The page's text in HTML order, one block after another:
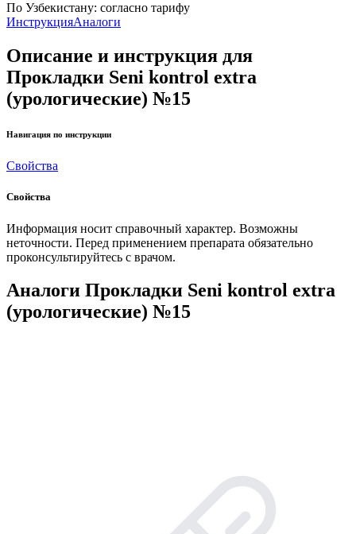
По Узбекистану: согласно тарифу
ИнструкцияАналоги
Описание и инструкция для
Прокладки Seni kontrol extra
(урологические) №15
Навигация по инструкции
Свойства
Свойства
Информация носит справочный характер. Возможны
неточности. Перед применением препарата обязательно
проконсультируйтесь с врачом.
Аналоги Прокладки Seni kontrol extra
(урологические) №15